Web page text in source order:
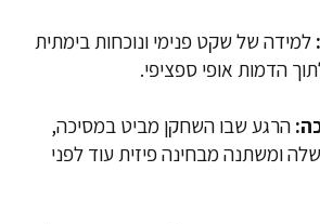
למידה של שקט פנימי ונוכחות בימתית
הדמות אופי ספציפי.
הרגע שבו השחקן מביט במסיכה,
ומשתנה מבחינה פיזית עוד לפני